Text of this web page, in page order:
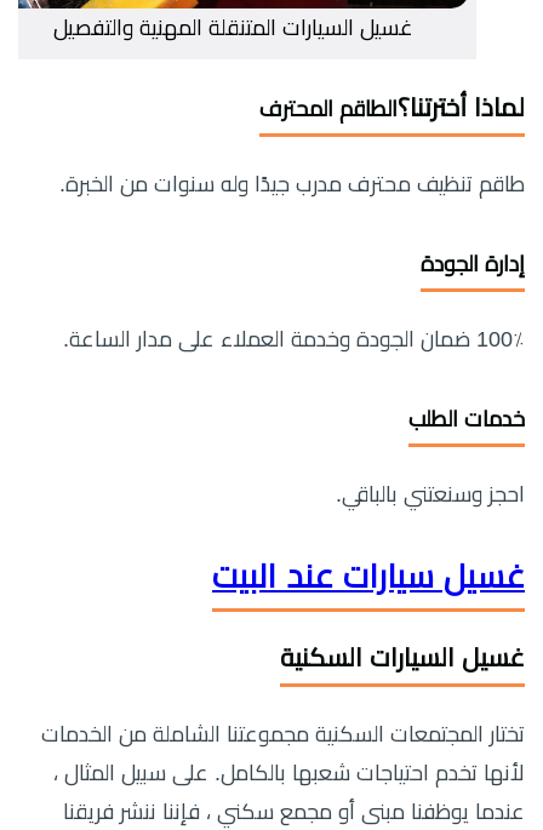
غسيل السيارات المتنقلة المهنية والتفصيل
لماذا أخترتنا؟ الطاقم المحترف
طاقم تنظيف محترف مدرب جيدًا وله سنوات من الخبرة.
إدارة الجودة
100٪ ضمان الجودة وخدمة العملاء على مدار الساعة.
خدمات الطلب
احجز وسنعتني بالباقي.
غسيل سيارات عند البيت
غسيل السيارات السكنية
تختار المجتمعات السكنية مجموعتنا الشاملة من الخدمات
لأنها تخدم احتياجات شعبها بالكامل. على سبيل المثال ،
عندما يوظفنا مبنى أو مجمع سكني ، فإننا ننشر فريقنا